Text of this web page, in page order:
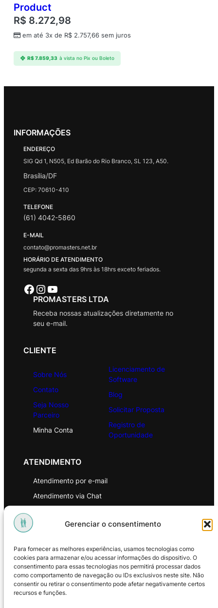
Gerenciar o consentimento
Para fornecer as melhores experiências, usamos tecnologias como
cookies para armazenar e/ou acessar informações do dispositivo. O
consentimento para essas tecnologias nos permitirá processar dados
como comportamento de navegação ou IDs exclusivos neste site. Não
consentir ou retirar o consentimento pode afetar negativamente certos
recursos e funções.
Product
R$ 8.272,98
em até 3x de R$ 2.757,66 sem juros
R$7.859,33 à vista no Pix ou Boleto
INFORMAÇÕES
ENDEREÇO
SIG Qd 1, N505, Ed Barão do Rio Branco, SL 123, A50.
Brasília/DF
CEP: 70610-410
TELEFONE
(61) 4042-5860
E-MAIL
contato@promasters.net.br
HORÁRIO DE ATENDIMENTO
segunda a sexta das 9hrs às 18hrs exceto feriados.
Facebook Instagram Youtube
PROMASTERS LTDA
Receba nossas atualizações diretamente no
seu e-mail.
CLIENTE
Sobre Nós
Contato
Seja Nosso
Parceiro
Minha Conta
Licenciamento de
Software
Blog
Solicitar Proposta
Registro de
Oportunidade
ATENDIMENTO
Atendimento por e-mail
Atendimento via Chat
Política de Privacidade
Política de Troca e Devoluções
Política de Reembolso